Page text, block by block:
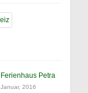
Ferienhaus Petra
Januar, 2016